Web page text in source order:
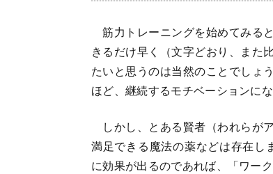
筋力トレーニングを始めてみる
きるだけ早く（文字どおり、また
たいと思うのは当然のことでしょ
ほど、継続するモチベーションに
しかし、とある賢者（われらが
満足できる魔法の薬などは存在
に効果が出るのであれば、「ワー